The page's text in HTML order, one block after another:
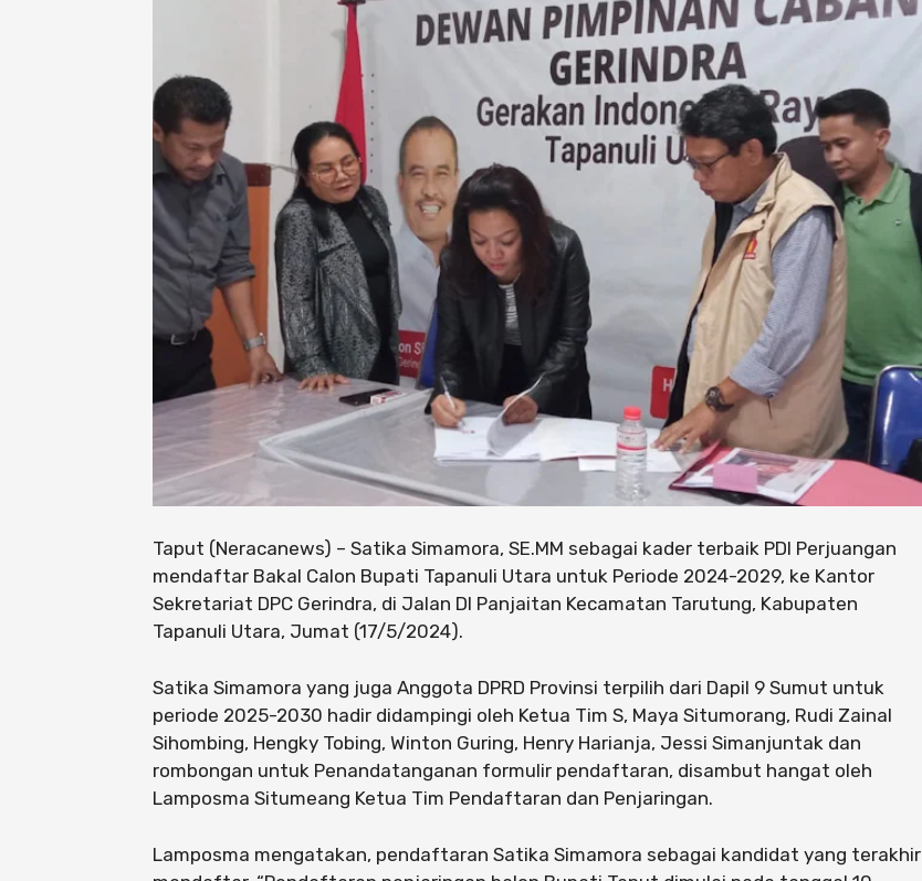
Taput (Neracanews) – Satika Simamora, SE.MM sebagai kader terbaik PDI Perjuangan
mendaftar Bakal Calon Bupati Tapanuli Utara untuk Periode 2024-2029, ke Kantor
Sekretariat DPC Gerindra, di Jalan DI Panjaitan Kecamatan Tarutung, Kabupaten
Tapanuli Utara, Jumat (17/5/2024).
Satika Simamora yang juga Anggota DPRD Provinsi terpilih dari Dapil 9 Sumut untuk
periode 2025-2030 hadir didampingi oleh Ketua Tim S, Maya Situmorang, Rudi Zainal
Sihombing, Hengky Tobing, Winton Guring, Henry Harianja, Jessi Simanjuntak dan
rombongan untuk Penandatanganan formulir pendaftaran, disambut hangat oleh
Lamposma Situmeang Ketua Tim Pendaftaran dan Penjaringan.
Lamposma mengatakan, pendaftaran Satika Simamora sebagai kandidat yang terakhir